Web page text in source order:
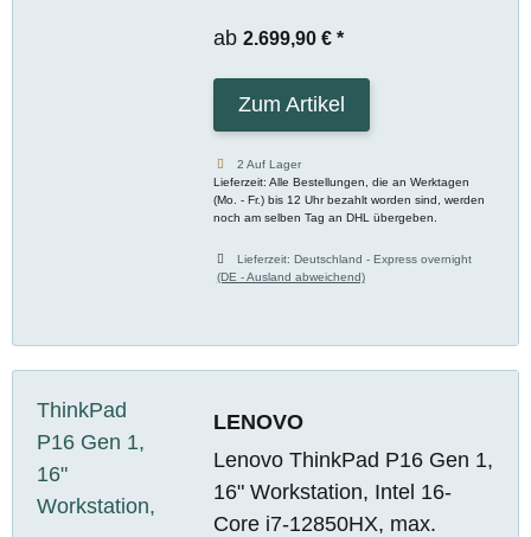
ab 2.699,90 € *
Zum Artikel
2 Auf Lager
Lieferzeit: Alle Bestellungen, die an Werktagen
(Mo. - Fr.) bis 12 Uhr bezahlt worden sind, werden
noch am selben Tag an DHL übergeben.
Lieferzeit:Deutschland - Express overnight
(DE - Ausland abweichend)
LENOVO
Lenovo ThinkPad P16 Gen 1,
16" Workstation, Intel 16-
Core i7-12850HX, max.